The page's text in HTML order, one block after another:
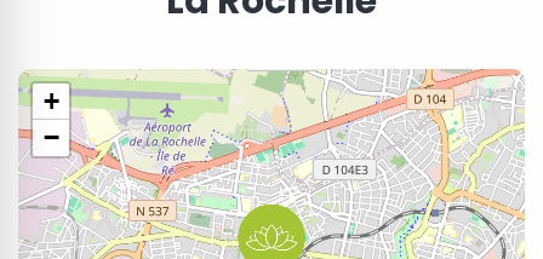
+
−